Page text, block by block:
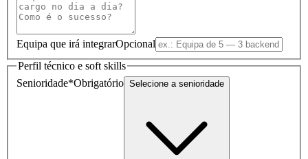
Equipa que irá integrarOpcional
Perfil técnico e soft skills
Senioridade*Obrigatório Selecione a senioridade